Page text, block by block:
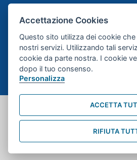
nell'ambito dell'accordo istituzionale
e ricerche demografiche, sociali ed
Mappa del sito
Accettazione Cookies
Questo sito utilizza dei cookie
nostri servizi. Utilizzando tali
cookie da parte nostra. I cookie
dopo il tuo consenso.
Personalizza
ACCETTA
RIFIUTA